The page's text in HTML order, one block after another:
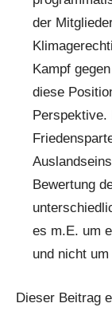
der
Kampf
diese
Bewertung
es m.E. um
und nicht
Dieser Beitrag